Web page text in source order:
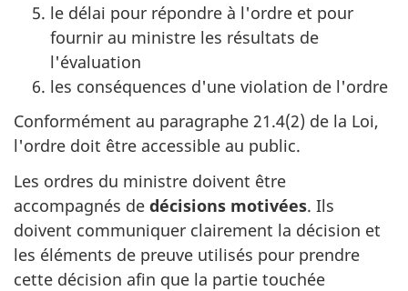
le délai pour répondre à l'ordre et pour
fournir au ministre les résultats de
l'évaluation
les conséquences d'une violation de l'ordre
Conformément au paragraphe 21.4(2) de la Loi,
l'ordre doit être accessible au public.
Les ordres du ministre doivent être
accompagnés de décisions motivées. Ils
doivent communiquer clairement la décision et
les éléments de preuve utilisés pour prendre
cette décision afin que la partie touchée